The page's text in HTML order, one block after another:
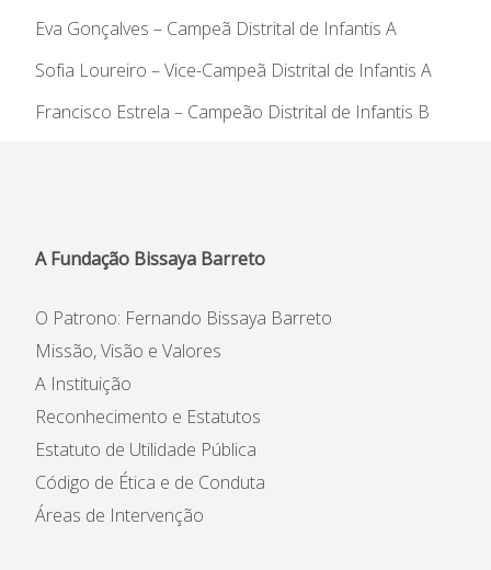
Eva Gonçalves – Campeã Distrital de Infantis A
Sofia Loureiro – Vice-Campeã Distrital de Infantis A
Francisco Estrela – Campeão Distrital de Infantis B
A Fundação Bissaya Barreto
O Patrono: Fernando Bissaya Barreto
Missão, Visão e Valores
A Instituição
Reconhecimento e Estatutos
Estatuto de Utilidade Pública
Código de Ética e de Conduta
Áreas de Intervenção